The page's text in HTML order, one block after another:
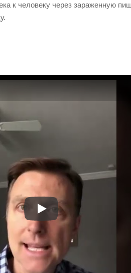
к человеку через зараженную